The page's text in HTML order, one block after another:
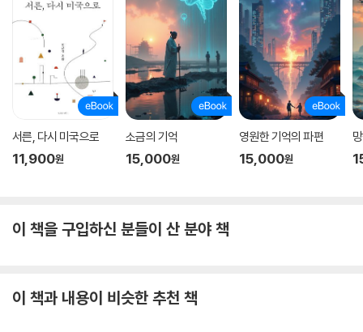
서른, 다시 미국으로
11,900원
소금의 기억
15,000원
영원한 기억의 파편
15,000원
이 책을 구입하신 분들이 산 분야 책
이 책과 내용이 비슷한 추천 책